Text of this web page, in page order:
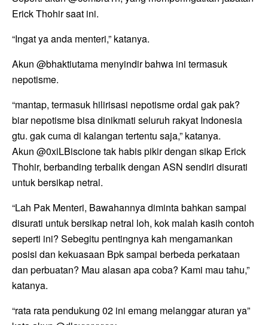
Erick Thohir saat ini.
“Ingat ya anda menteri,” katanya.
Akun @bhaktiutama menyindir bahwa ini termasuk
nepotisme.
“mantap, termasuk hilirisasi nepotisme ordal gak pak?
biar nepotisme bisa dinikmati seluruh rakyat Indonesia
gtu. gak cuma di kalangan tertentu saja,” katanya.
Akun @0xiLBiscione tak habis pikir dengan sikap Erick
Thohir, berbanding terbalik dengan ASN sendiri disurati
untuk bersikap netral.
“Lah Pak Menteri, Bawahannya diminta bahkan sampai
disurati untuk bersikap netral loh, kok malah kasih contoh
seperti ini? Sebegitu pentingnya kah mengamankan
posisi dan kekuasaan Bpk sampai berbeda perkataan
dan perbuatan? Mau alasan apa coba? Kami mau tahu,”
katanya.
“rata rata pendukung 02 ini emang melanggar aturan ya”